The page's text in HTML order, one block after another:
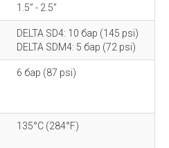
1.5” - 2.5”
DELTA SD4: 10 бар (145 psi)
DELTA SDM4: 5 бар (72 psi)
6 бар (87 psi)
135°C (284°F)